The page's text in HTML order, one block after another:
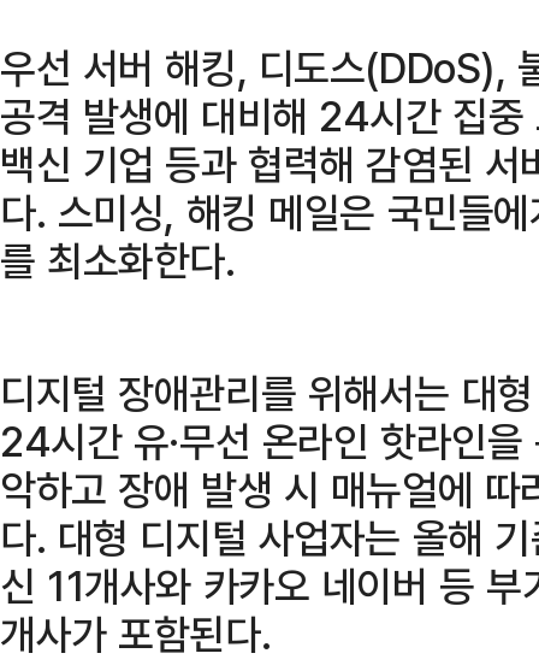
우선 서버 해킹, 디도스(DDoS),
공격 발생에 대비해 24시간 집
백신 기업 등과 협력해 감염된 서
다. 스미싱, 해킹 메일은 국민들
를 최소화한다.
디지털 장애관리를 위해서는 대
24시간 유·무선 온라인 핫라인
악하고 장애 발생 시 매뉴얼에
다. 대형 디지털 사업자는 올해
신 11개사와 카카오 네이버 등
개사가 포함된다.